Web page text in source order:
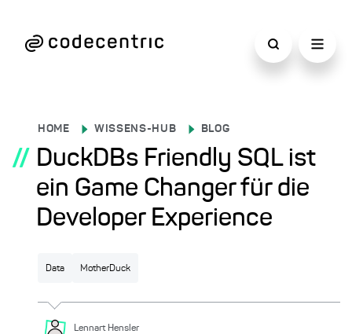
HOME WISSENS-HUB BLOG
// DuckDBs Friendly SQL ist
ein Game Changer für die
Developer Experience
Data MotherDuck
Lennart Hensler